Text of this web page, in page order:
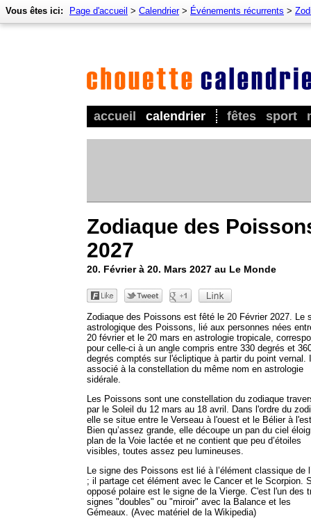
accueil calendrier fêtes sport
Vous êtes ici: Page d'accueil > Calendrier> Événements récurrents >
Zodiaque des
2027
20. Février à 20. Mars 2027 au Le Monde
Zodiaque des Poissons est fêté le 20 Février 2027. Le
astrologique des Poissons, lié aux personnes nées
20 février et le 20 mars en astrologie tropicale,
pour celle-ci à un angle compris entre 330 degrés et
degrés comptés sur l'écliptique à partir du point vernal.
associé à la constellation du même nom en astrologie
sidérale.
Les Poissons sont une constellation du zodiaque
par le Soleil du 12 mars au 18 avril. Dans l'ordre du
elle se situe entre le Verseau à l'ouest et le Bélier à
Bien qu’assez grande, elle découpe un pan du ciel
plan de la Voie lactée et ne contient que peu d’étoiles
visibles, toutes assez peu lumineuses.
Le signe des Poissons est lié à l’élément classique de
; il partage cet élément avec le Cancer et le Scorpion.
opposé polaire est le signe de la Vierge. C'est l'un des
signes "doubles" ou "miroir" avec la Balance et les
Gémeaux. (Avec matériel de la Wikipedia)